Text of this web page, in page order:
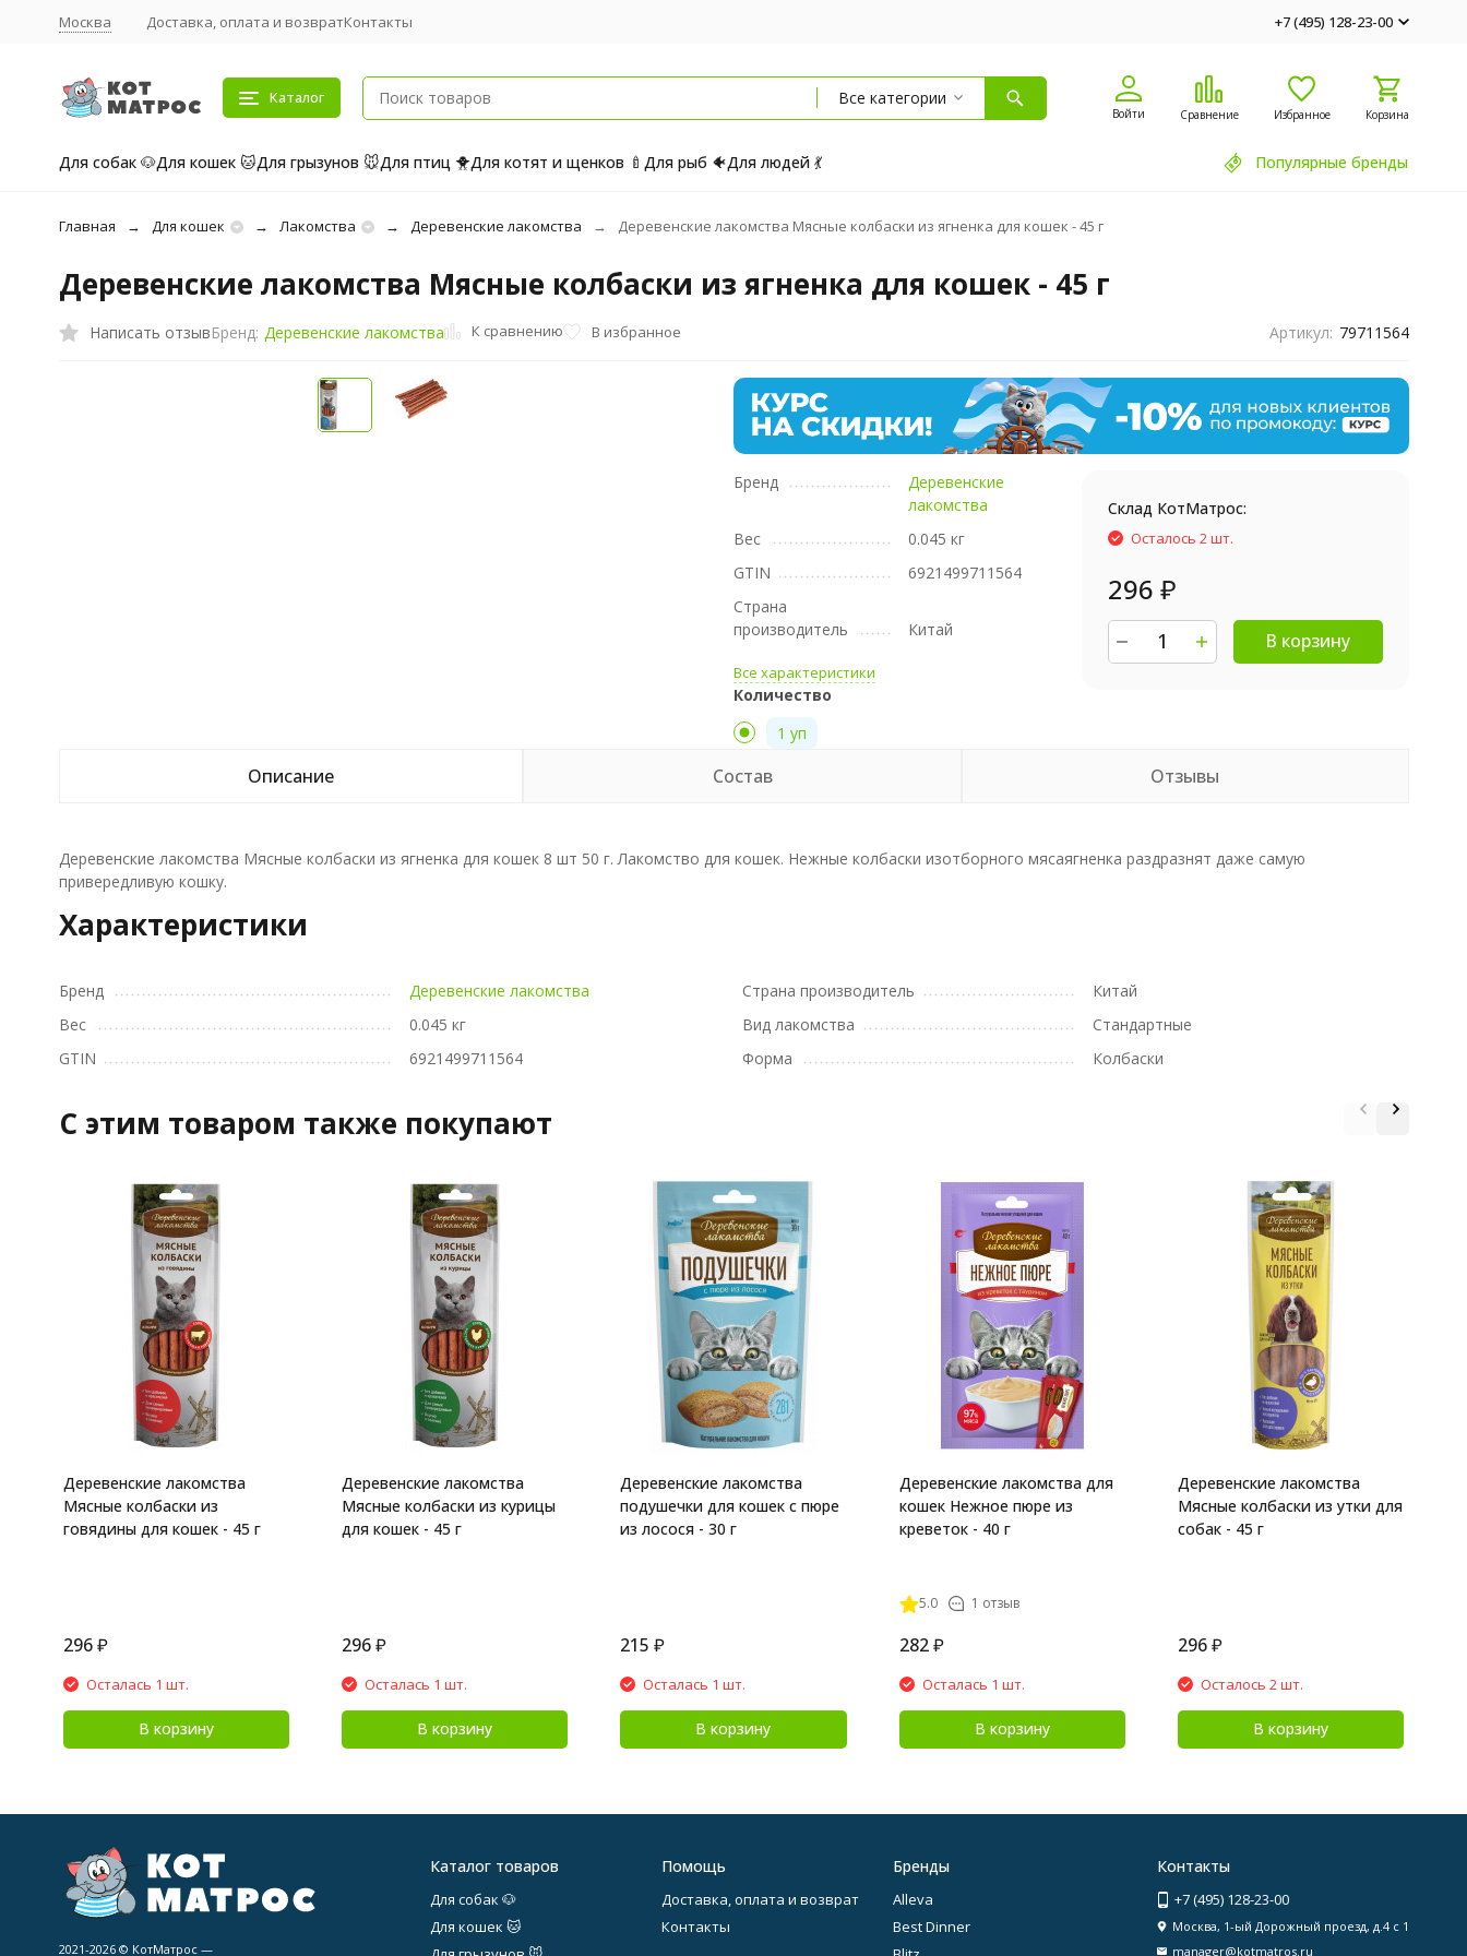
Москва Доставка, оплата и возвратКонтакты +7 (495) 128-23-00
Каталог Все категории
Войти Сравнение Избранное Корзина
Для собак 🐶Для кошек 🐱Для грызунов 🐭Для птиц 🐥Для котят и щенков 🍼 Для рыб 🐠Для людей 💃 Популярные бренды
Главная Для кошек Лакомства Деревенские лакомства Деревенские лакомства Мясные колбаски из ягненка для кошек - 45 г
Деревенские лакомства Мясные колбаски из ягненка для кошек - 45 г
Написать отзывБренд: Деревенские лакомства К сравнению В избранное Артикул: 79711564
Бренд
Деревенские
лакомства
Вес
0.045 кг
GTIN
6921499711564
Страна
производитель
Китай
Все характеристики
Количество
1 уп
Склад КотМатрос:
Осталось 2 шт.
296 ₽
В корзину
Описание Состав Отзывы
Деревенские лакомства Мясные колбаски из ягненка для кошек 8 шт 50 г. Лакомство для кошек. Нежные колбаски изотборного мясаягненка раздразнят даже самую
привередливую кошку.
Характеристики
Бренд
Деревенские лакомства
Вес
0.045 кг
GTIN
6921499711564
Страна производитель
Китай
Вид лакомства
Стандартные
Форма
Колбаски
C этим товаром также покупают
Деревенские лакомства
Мясные колбаски из
говядины для кошек - 45 г
296 ₽
Осталась 1 шт.
В корзину
Деревенские лакомства
Мясные колбаски из курицы
для кошек - 45 г
296₽
Осталась 1 шт.
В корзину
Деревенские лакомства
подушечки для кошек с пюре
из лосося - 30 г
215 ₽
Осталась 1 шт.
В корзину
Деревенские лакомства для
кошек Нежное пюре из
креветок - 40 г
5.0 1 отзыв
282₽
Осталась 1 шт.
В корзину
Деревенские лакомства
Мясные колбаски из утки для
собак - 45 г
296₽
Осталось 2 шт.
В корзину
2021-2026 © КотМатрос —
Каталог товаров
Для собак 🐶
Для кошек 🐱
Помощь
Доставка, оплата и возврат
Контакты
Бренды
Alleva
Best Dinner
Контакты
+7 (495) 128-23-00
Москва, 1-ый Дорожный проезд, д.4 с 1
manager@kotmatros.ru